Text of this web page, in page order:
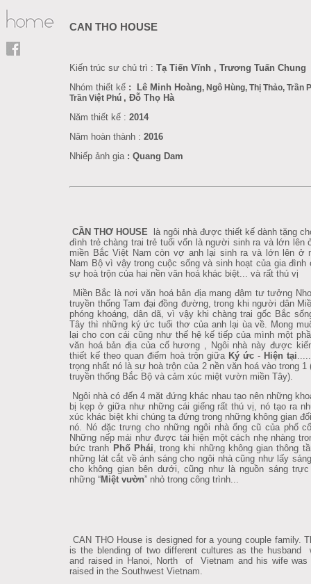
CAN THO HOUSE
Kiến trúc sư chủ trì : Tạ Tiến Vĩnh , Trương Tuấn Chung
Nhóm thiết kế : Lê Minh Hoàng, Ngô Hùng, Thị Thảo, Trần
Trần Việt Phú , Đỗ Thọ Hà
Năm thiết kế : 2014
Năm hoàn thành : 2016
Nhiếp ảnh gia: Quang Dam
CẦN THƠ HOUSE là ngôi nhà được thiết kế dành tặng
đình trẻ chàng trai trẻ tuổi vốn là người sinh ra và lớn lên
miền Bắc Việt Nam còn vợ anh lại sinh ra và lớn lên ở
Nam Bộ vì vậy trong cuộc sống và sinh hoạt của gia đình
sự hoà trộn của hai nền văn hoá khác biệt... và rất thú vị
Miền Bắc là nơi văn hoá bản địa mang đậm tư tưởng
truyền thống Tam đại đồng đường, trong khi người dân
phóng khoáng, dân dã, vì vậy khi chàng trai gốc Bắc
Tây thì những ký ức tuổi thơ của anh lại ùa về. Mong
lại cho con cái cũng như thế hệ kế tiếp của mình một
văn hoá bản địa của cố hương , Ngôi nhà này được
thiết kế theo quan điểm hoà trộn giữa Ký ức - Hiện tại
trọng nhất nó là sự hoà trộn của 2 nền văn hoá vào trong 1
truyền thống Bắc Bộ và cảm xúc miệt vườn miền Tây).
Ngôi nhà có đến 4 mặt đứng khác nhau tạo nên những
bị kẹp ở giữa như những cái giếng rất thú vị, nó tạo ra
xúc khác biệt khi chúng ta đứng trong những không gian
nó. Nó đặc trưng cho những ngôi nhà ống cũ của phố
Những nếp mái như được tái hiện một cách nhẹ nhàng
bức tranh Phố Phái , trong khi những không gian thông
những lát cắt về ánh sáng cho ngôi nhà cũng như lấy
cho không gian bên dưới, cũng như là nguồn sáng
những “Miệt vườn” nhỏ trong công trình...
CAN THO House is designed for a young couple family.
is the blending of two different cultures as the husband
and raised in Hanoi, North of Vietnam and his wife was
raised in the Southwest Vietnam.